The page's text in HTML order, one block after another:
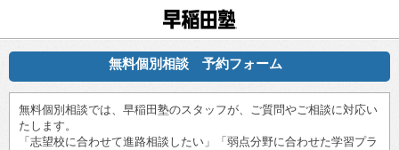
無料個別相談 予約フォーム
無料個別相談では、早稲田塾のスタッフが、ご質問やご相談に対応い
たします。
「志望校に合わせて進路相談したい」「弱点分野に合わせた学習プラ